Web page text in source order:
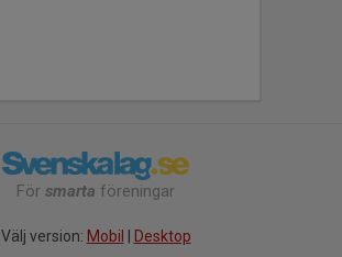
För smarta föreningar
Välj version: Mobil | Desktop